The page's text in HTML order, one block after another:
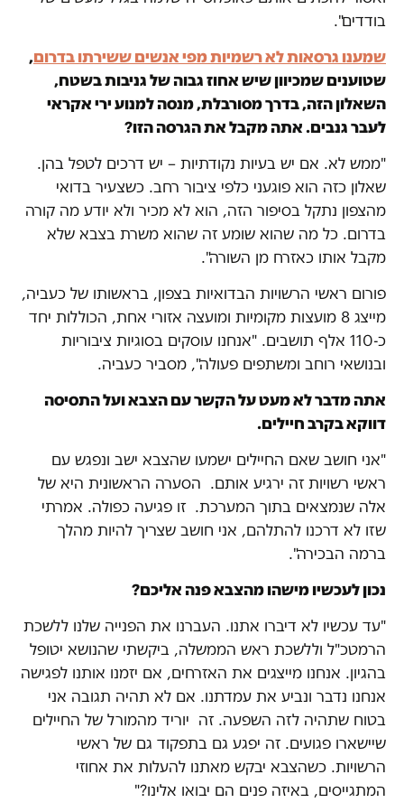
בודדים".
שמענו גרסאות לא רשמיות מפי אנשים ששירתו בדרום,
שטוענים שמכיוון שיש אחוז גבוה של גניבות בשטח,
השאלון הזה, בדרך מסורבלת, מנסה למנוע ירי אקראי
לעבר גנבים. אתה מקבל את הגרסה הזו?
"ממש לא. אם יש בעיות נקודתיות – יש דרכים לטפל בהן.
שאלון כזה הוא פוגעני כלפי ציבור רחב. כשצעיר בדואי
מהצפון נתקל בסיפור הזה, הוא לא מכיר ולא יודע מה קורה
בדרום. כל מה שהוא שומע זה שהוא משרת בצבא שלא
מקבל אותו כאזרח מן השורה".
פורום ראשי הרשויות הבדואיות בצפון, בראשותו של כעביה,
מייצג 8 מועצות מקומיות ומועצה אזורי אחת, הכוללות יחד
כ-110 אלף תושבים. "אנחנו עוסקים בסוגיות ציבוריות
ובנושאי רוחב ומשתפים פעולה", מסביר כעביה.
אתה מדבר לא מעט על הקשר עם הצבא ועל התסיסה
דווקא בקרב חיילים.
"אני חושב שאם החיילים ישמעו שהצבא ישב ונפגש עם
ראשי רשויות זה ירגיע אותם. הסערה הראשונית היא של
אלה שנמצאים בתוך המערכת. זו פגיעה כפולה. אמרתי
שזו לא דרכנו להתלהם, אני חושב שצריך להיות מהלך
ברמה הבכירה".
נכון לעכשיו מישהו מהצבא פנה אליכם?
"עד עכשיו לא דיברו אתנו. העברנו את הפנייה שלנו ללשכת
הרמטכ"ל וללשכת ראש הממשלה, ביקשתי שהנושא יטופל
בהגיון. אנחנו מייצגים את האזרחים, אם יזמנו אותנו לפגישה
אנחנו נדבר ונביע את עמדתנו. אם לא תהיה תגובה אני
בטוח שתהיה לזה השפעה. זה יוריד מהמורל של החיילים
שיישארו פגועים. זה יפגע גם בתפקוד גם של ראשי
הרשויות. כשהצבא יבקש מאתנו להעלות את אחוזי
המתגייסים, באיזה פנים הם יבואו אלינו?"